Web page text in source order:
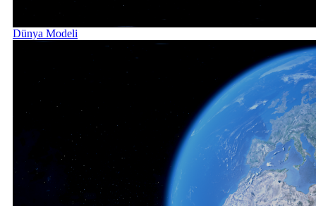
Dünya Modeli